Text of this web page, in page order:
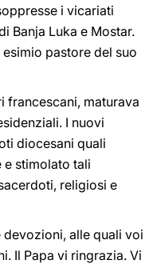
i vicariati
Banja Luka e Mostar.
pastore del suo
francescani, maturava
I nuovi
diocesani quali
e stimolato tali
religiosi e
alle quali voi
Il Papa vi ringrazia. Vi